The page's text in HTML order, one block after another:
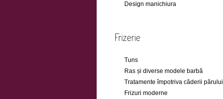
Design manichiura
Frizerie
Tuns
Ras și diverse modele barbă
Tratamente împotriva căderii părului
Frizuri moderne